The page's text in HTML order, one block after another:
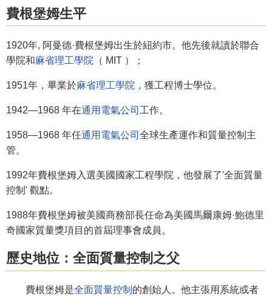
費根堡姆生平
1920年, 阿曼德·費根堡姆出生於紐約市。他先後就讀於聯合
學院和麻省理工學院 （ MIT ）；
1951年，畢業於麻省理工學院 ，獲工程博士學位。
1942—1968 年在通用電氣公司 工作。
1958—1968 年任通用電氣公司 全球生產運作和質量控制主
管。
1992年費根堡姆入選美國國家工程學院，他發展了'全面質量
控制' 觀點。
1988年費根堡姆被美國商務部長任命為美國馬爾康姆·鮑德里
奇國家質量獎項目的首屆理事會成員。
歷史地位：全面質量控制之父
費根堡姆是全面質量控制 的創始人。他主張用系統或者